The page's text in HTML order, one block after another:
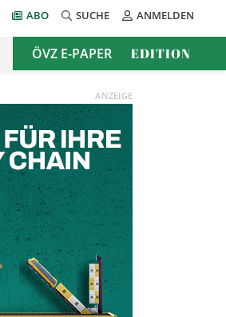
ABO SUCHE ANMELDEN
ÖVZ E-PAPER EDITION
ANZEIGE